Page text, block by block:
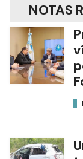
NOTAS